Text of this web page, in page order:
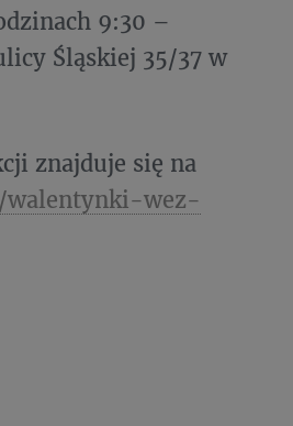
9:30 –
Śląskiej 35/37 w
znajduje się na
walentynki-wez-